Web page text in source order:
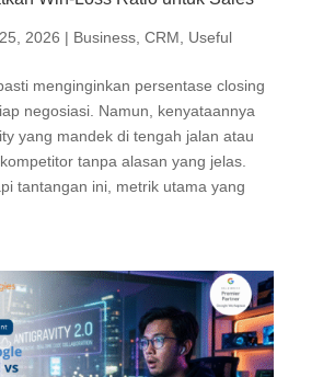
2026 | Business, CRM Useful
menginginkan persentase closing
negosiasi. Namun, kenyataannya
yang mandek di tengah jalan atau
tanpa alasan yang jelas.
tantangan ini, metrik utama yang